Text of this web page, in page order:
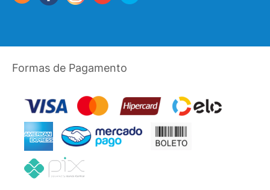
Formas de Pagamento